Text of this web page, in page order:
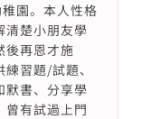
園。本人性格
清楚小朋友學
後再恩才施
習題/試題、
默書、分享學
曾有試過上門